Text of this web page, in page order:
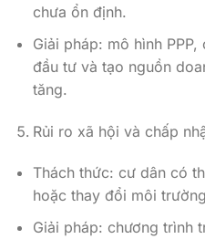
chưa ổn định.
Giải pháp: mô hình
đầu tư và tạo nguồn
tăng.
Rủi ro xã hội và chấp
Thách thức: cư dân có
hoặc thay đổi môi
Giải pháp: chương trình